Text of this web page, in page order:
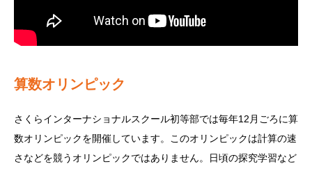
算数オリンピック
さくらインターナショナルスクール初等部では毎年12月ごろに算
数オリンピックを開催しています。このオリンピックは計算の速
さなどを競うオリンピックではありません。日頃の探究学習など